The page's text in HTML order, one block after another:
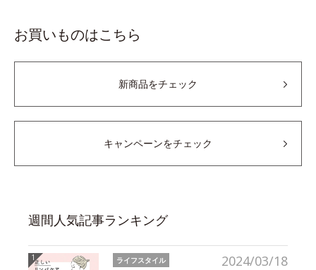
お買いものはこちら
新商品をチェック
キャンペーンをチェック
週間人気記事ランキング
2024/03/18
ライフスタイル